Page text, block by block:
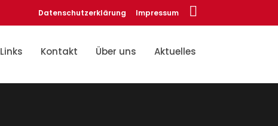
Datenschutzerklärung Impressum
Links Kontakt Über uns Aktuelles